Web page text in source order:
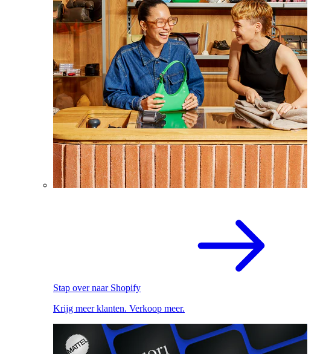
Stap over naar Shopify
Krijg meer klanten. Verkoop meer.